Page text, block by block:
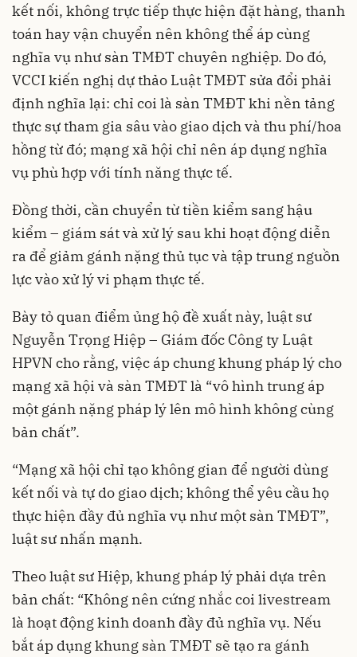
kết nối, không trực tiếp thực hiện đặt hàng, thanh
toán hay vận chuyển nên không thể áp cùng
nghĩa vụ như sàn TMĐT chuyên nghiệp. Do đó,
VCCI kiến nghị dự thảo Luật TMĐT sửa đổi phải
định nghĩa lại: chỉ coi là sàn TMĐT khi nền tảng
thực sự tham gia sâu vào giao dịch và thu phí/hoa
hồng từ đó; mạng xã hội chỉ nên áp dụng nghĩa
vụ phù hợp với tính năng thực tế.
Đồng thời, cần chuyển từ tiền kiểm sang hậu
kiểm – giám sát và xử lý sau khi hoạt động diễn
ra để giảm gánh nặng thủ tục và tập trung nguồn
lực vào xử lý vi phạm thực tế.
Bày tỏ quan điểm ủng hộ đề xuất này, luật sư
Nguyễn Trọng Hiệp – Giám đốc Công ty Luật
HPVN cho rằng, việc áp chung khung pháp lý cho
mạng xã hội và sàn TMĐT là “vô hình trung áp
một gánh nặng pháp lý lên mô hình không cùng
bản chất”.
“Mạng xã hội chỉ tạo không gian để người dùng
kết nối và tự do giao dịch; không thể yêu cầu họ
thực hiện đầy đủ nghĩa vụ như một sàn TMĐT”,
luật sư nhấn mạnh.
Theo luật sư Hiệp, khung pháp lý phải dựa trên
bản chất: “Không nên cứng nhắc coi livestream
là hoạt động kinh doanh đầy đủ nghĩa vụ. Nếu
bắt áp dụng khung sàn TMĐT sẽ tạo ra gánh